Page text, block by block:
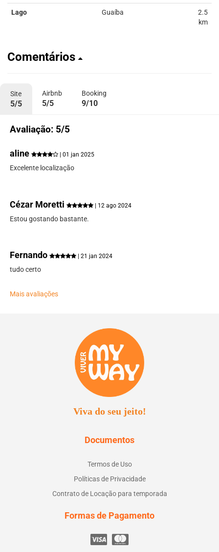
Lago Guaíba
2.5
km
Comentários
Site
5/5
Airbnb
5/5
Booking
9/10
Avaliação: 5/5
aline | 01 jan 2025
Excelente localização
Cézar Moretti | 12 ago 2024
Estou gostando bastante.
Fernando | 21 jan 2024
tudo certo
Mais avaliações
Viva do seu jeito!
Documentos
Termos de Uso
Políticas de Privacidade
Contrato de Locação para temporada
Formas de Pagamento